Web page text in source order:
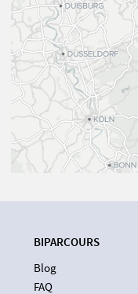
BIPARCOURS
Blog
FAQ